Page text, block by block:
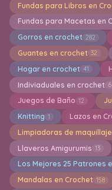
Fundas para Libros en
Fundas para Macetas en
Gorros en crochet 282
Guantes en crochet 32
Hogar en crochet 41
Indiviaduales en crochet 6
Juegos de Baño 12
Knitting 1 Lazos en
Limpiadoras de
Llaveros Amigurumis 13
Los Mejores 25 Patrones
Mandalas en Crochet 158